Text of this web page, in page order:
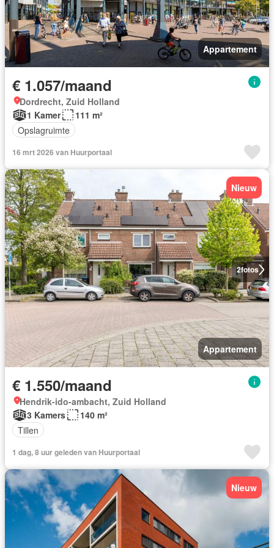
Appartement
€ 1.057/maand
Dordrecht, Zuid Holland
1 Kamer
111 m²
Opslagruimte
16 mrt 2026 van Huurportaal
2fotos
Nieuw
Appartement
€ 1.550/maand
Hendrik-ido-ambacht, Zuid Holland
3 Kamers
140 m²
Tillen
1 dag, 8 uur geleden van Huurportaal
Nieuw